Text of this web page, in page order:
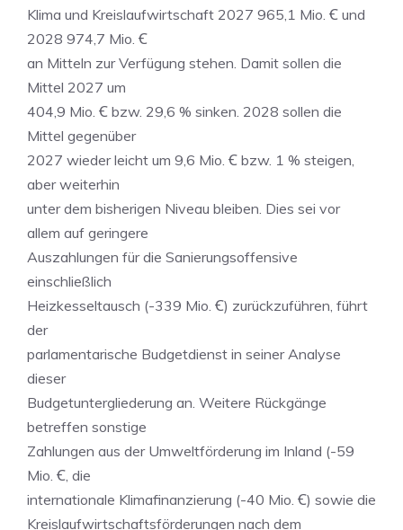
Klima und Kreislaufwirtschaft 2027 965,1 Mio. Ꞓ und
2028 974,7 Mio. Ꞓ
an Mitteln zur Verfügung stehen. Damit sollen die
Mittel 2027 um
404,9 Mio. Ꞓ bzw. 29,6 % sinken. 2028 sollen die
Mittel gegenüber
2027 wieder leicht um 9,6 Mio. Ꞓ bzw. 1 % steigen,
aber weiterhin
unter dem bisherigen Niveau bleiben. Dies sei vor
allem auf geringere
Auszahlungen für die Sanierungsoffensive
einschließlich
Heizkesseltausch (-339 Mio. Ꞓ) zurückzuführen, führt
der
parlamentarische Budgetdienst in seiner Analyse
dieser
Budgetuntergliederung an. Weitere Rückgänge
betreffen sonstige
Zahlungen aus der Umweltförderung im Inland (-59
Mio. Ꞓ, die
internationale Klimafinanzierung (-40 Mio. Ꞓ) sowie die
Kreislaufwirtschaftsförderungen nach dem